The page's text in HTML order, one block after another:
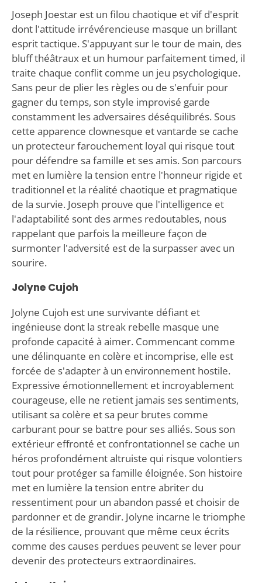
Joseph Joestar est un filou chaotique et vif d'esprit
dont l'attitude irrévérencieuse masque un brillant
esprit tactique. S'appuyant sur le tour de main, des
bluff théâtraux et un humour parfaitement timed, il
traite chaque conflit comme un jeu psychologique.
Sans peur de plier les règles ou de s'enfuir pour
gagner du temps, son style improvisé garde
constamment les adversaires déséquilibrés. Sous
cette apparence clownesque et vantarde se cache
un protecteur farouchement loyal qui risque tout
pour défendre sa famille et ses amis. Son parcours
met en lumière la tension entre l'honneur rigide et
traditionnel et la réalité chaotique et pragmatique
de la survie. Joseph prouve que l'intelligence et
l'adaptabilité sont des armes redoutables, nous
rappelant que parfois la meilleure façon de
surmonter l'adversité est de la surpasser avec un
sourire.
Jolyne Cujoh
Jolyne Cujoh est une survivante défiant et
ingénieuse dont la streak rebelle masque une
profonde capacité à aimer. Commencant comme
une délinquante en colère et incomprise, elle est
forcée de s'adapter à un environnement hostile.
Expressive émotionnellement et incroyablement
courageuse, elle ne retient jamais ses sentiments,
utilisant sa colère et sa peur brutes comme
carburant pour se battre pour ses alliés. Sous son
extérieur effronté et confrontationnel se cache un
héros profondément altruiste qui risque volontiers
tout pour protéger sa famille éloignée. Son histoire
met en lumière la tension entre abriter du
ressentiment pour un abandon passé et choisir de
pardonner et de grandir. Jolyne incarne le triomphe
de la résilience, prouvant que même ceux écrits
comme des causes perdues peuvent se lever pour
devenir des protecteurs extraordinaires.